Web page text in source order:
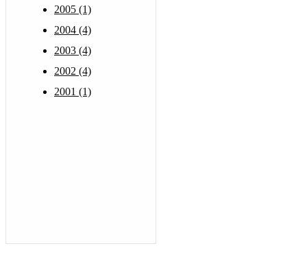
2005 (1)
2004 (4)
2003 (4)
2002 (4)
2001 (1)